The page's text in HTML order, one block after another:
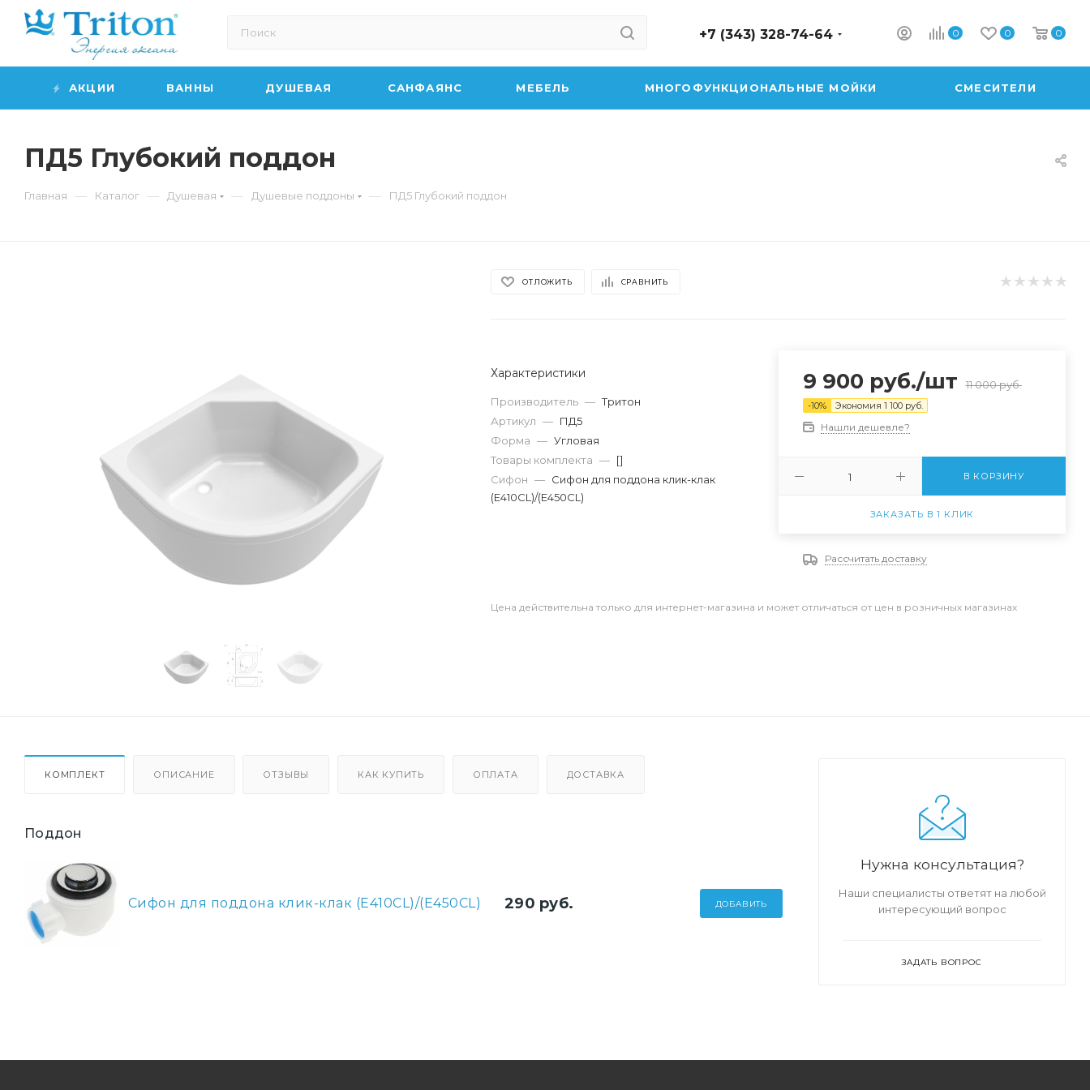
0 0 0
+7 (343) 328-74-64
АКЦИИ ВАННЫ ДУШЕВАЯ САНФАЯНС МЕБЕЛЬ МНОГОФУНКЦИОНАЛЬНЫЕ МОЙКИ СМЕСИТЕЛИ
ПД5 Глубокий поддон
Главная — Каталог — Душевая — Душевые поддоны — ПД5 Глубокий поддон
ОТЛОЖИТЬ СРАВНИТЬ
Характеристики
Производитель — Тритон
Артикул — ПД5
Форма — Угловая
Товары комплекта — []
Сифон — Сифон для поддона клик-клак
(Е410CL)/(Е450CL)
9 900 руб./шт 11 000руб.
-10% Экономия 1 100руб.
Нашли дешевле?
В КОРЗИНУ
ЗАКАЗАТЬ В 1 КЛИК
Рассчитать доставку
Цена действительна только для интернет-магазина и может отличаться от цен в розничных магазинах
КОМПЛЕКТ ОПИСАНИЕ ОТЗЫВЫ КАК КУПИТЬ ОПЛАТА ДОСТАВКА
Поддон
Сифон для поддона клик-клак (Е410CL)/(Е450CL) 290 руб. ДОБАВИТЬ
Нужна консультация?
Наши специалисты ответят на любой
интересующий вопрос
ЗАДАТЬ ВОПРОС